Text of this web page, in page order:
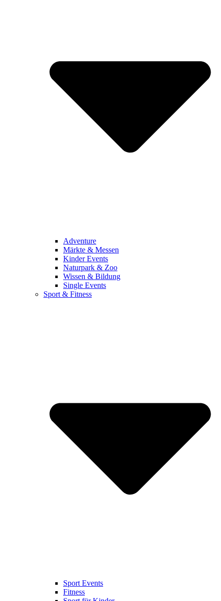
Adventure
Märkte & Messen
Kinder Events
Naturpark & Zoo
Wissen & Bildung
Single Events
Sport & Fitness
Sport Events
Fitness